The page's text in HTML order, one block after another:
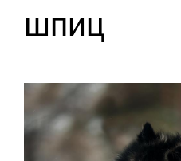
шпиц